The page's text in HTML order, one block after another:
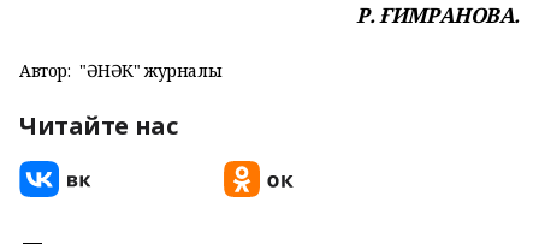
Р. ҒИМРАНОВА.
Автор: "ҺӘНӘК" журналы
Читайте нас